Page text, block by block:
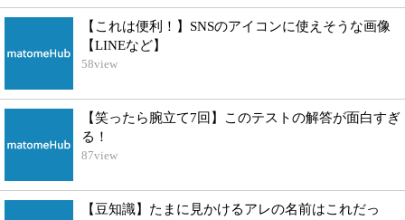
【これは便利！】SNSのアイコンに使えそうな画像
【LINEなど】
58view
【笑ったら腕立て7回】このテストの解答が面白すぎ
る！
87view
【豆知識】たまに見かけるアレの名前はこれだっ